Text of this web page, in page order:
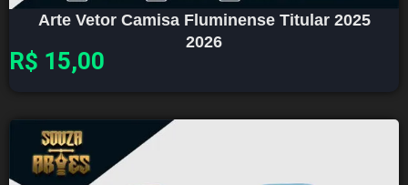
Arte Vetor Camisa Fluminense Titular 2025
2026
R$ 15,00